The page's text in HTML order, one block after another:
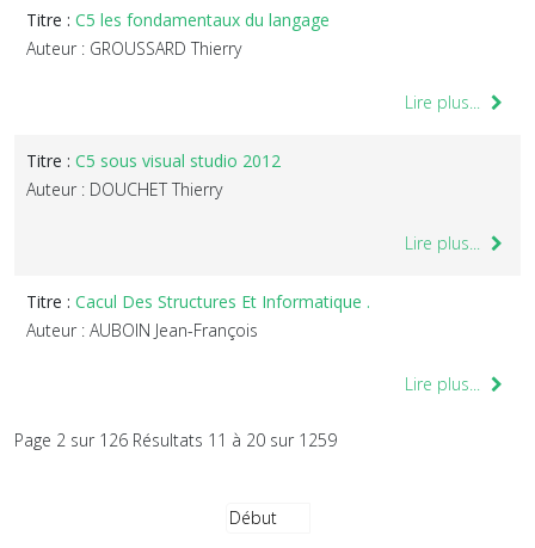
Titre : C5 les fondamentaux du langage
Auteur : GROUSSARD Thierry
Lire plus...
Titre : C5 sous visual studio 2012
Auteur : DOUCHET Thierry
Lire plus...
Titre : Cacul Des Structures Et Informatique .
Auteur : AUBOIN Jean-François
Lire plus...
Page 2 sur 126 Résultats 11 à 20 sur 1259
Début